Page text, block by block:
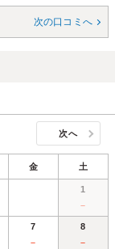
次の口コミへ
次へ
金 土
1
－
7
－
8
－